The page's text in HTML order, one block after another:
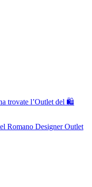
trovate l’Outlet del 🛍
Romano Designer Outlet